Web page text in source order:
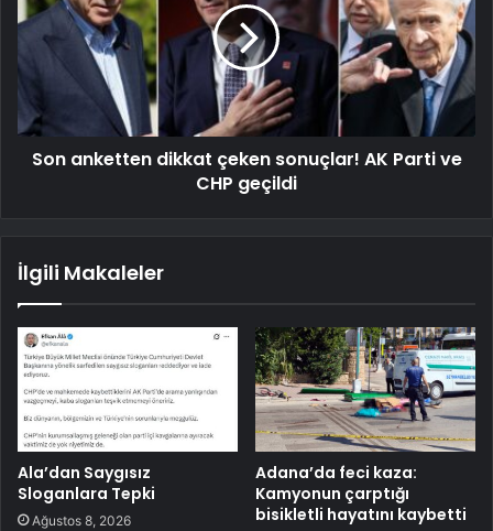
Son anketten dikkat çeken sonuçlar! AK Parti ve
CHP geçildi
İlgili Makaleler
Ala’dan Saygısız
Sloganlara Tepki
Ağustos 8, 2026
Adana’da feci kaza:
Kamyonun çarptığı
bisikletli hayatını kaybetti